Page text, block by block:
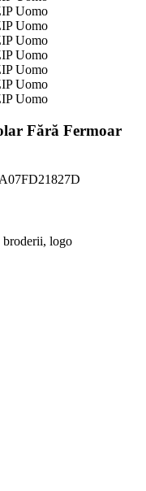
Fără Fermoar
broderii, logo